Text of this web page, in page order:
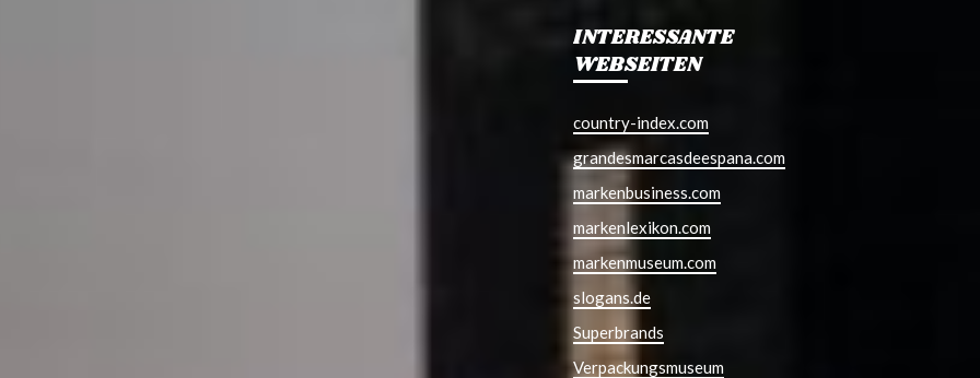
INTERESSANTE
WEBSEITEN
country-index.com
grandesmarcasdeespana.com
markenbusiness.com
markenlexikon.com
markenmuseum.com
slogans.de
Superbrands
Verpackungsmuseum